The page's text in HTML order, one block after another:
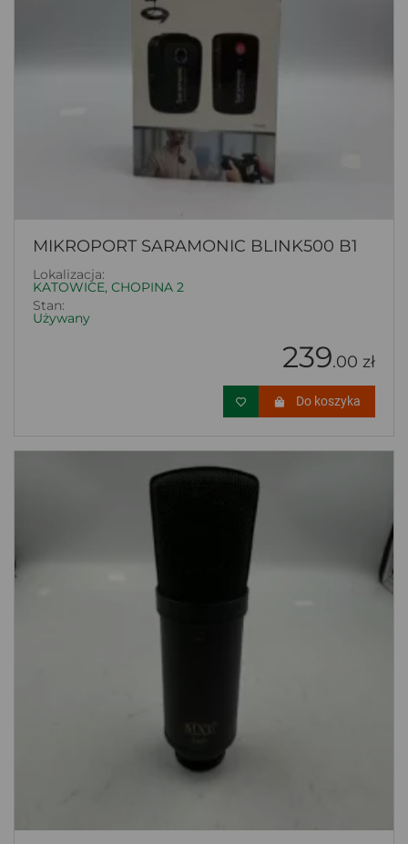
MIKROPORT SARAMONIC BLINK500 B1
Lokalizacja:
KATOWICE, CHOPINA 2
Stan:
Używany
239.00 zł
Do koszyka